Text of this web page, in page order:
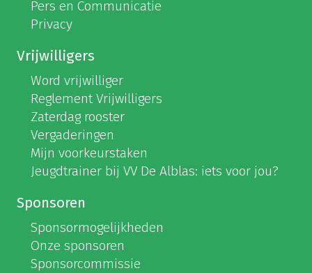
Pers en Communicatie
Privacy
Vrijwilligers
Word vrijwilliger
Reglement Vrijwilligers
Zaterdag rooster
Vergaderingen
Mijn voorkeurstaken
Jeugdtrainer bij VV De Alblas: iets voor jou?
Sponsoren
Sponsormogelijkheden
Onze sponsoren
Sponsorcommissie